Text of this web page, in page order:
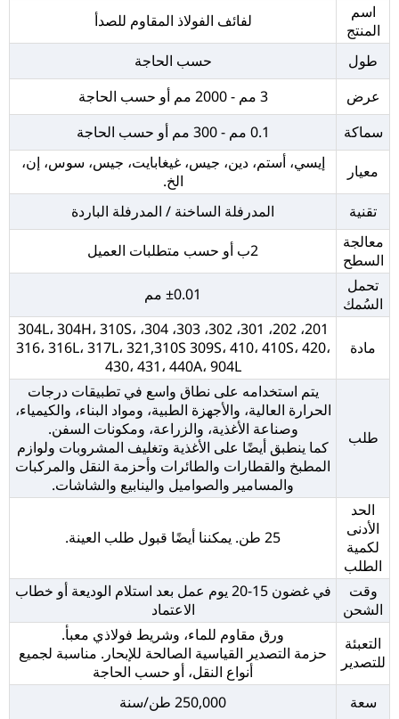
اسم
المنتج
لفائف الفولاذ المقاوم للصدأ
طول
حسب الحاجة
عرض
3 مم - 2000 مم أو حسب الحاجة
سماكة
0.1 مم - 300 مم أو حسب الحاجة
معيار
إيسي، أستم، دين، جيس، غيغابايت، جيس، سوس، إن،
الخ.
تقنية
المدرفلة الساخنة / المدرفلة الباردة
معالجة
السطح
2ب أو حسب متطلبات العميل
تحمل
السُمك
±0.01 مم
مادة
201، 202، 301، 302، 303، 304، 304L، 304H، 310S،
316، 316L، 317L، 321,310S 309S، 410، 410S، 420،
430، 431، 440A، 904L
طلب
يتم استخدامه على نطاق واسع في تطبيقات درجات
الحرارة العالية، والأجهزة الطبية، ومواد البناء، والكيمياء،
وصناعة الأغذية، والزراعة، ومكونات السفن.
كما ينطبق أيضًا على الأغذية وتغليف المشروبات ولوازم
المطبخ والقطارات والطائرات وأحزمة النقل والمركبات
والمسامير والصواميل والينابيع والشاشات.
الحد
الأدنى
لكمية
الطلب
25 طن. يمكننا أيضًا قبول طلب العينة.
وقت
الشحن
في غضون 15-20 يوم عمل بعد استلام الوديعة أو خطاب
الاعتماد
التعبئة
للتصدير
ورق مقاوم للماء، وشريط فولاذي معبأ.
حزمة التصدير القياسية الصالحة للإبحار. مناسبة لجميع
أنواع النقل، أو حسب الحاجة
سعة
250,000 طن/سنة